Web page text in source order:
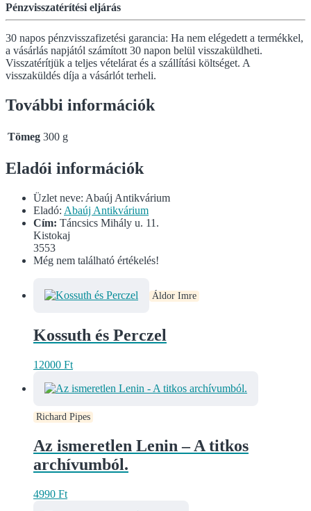
Pénzvisszatérítési eljárás
30 napos pénzvisszafizetési garancia: Ha nem elégedett a termékkel,
a vásárlás napjától számított 30 napon belül visszaküldheti.
Visszatérítjük a teljes vételárat és a szállítási költséget. A
visszaküldés díja a vásárlót terheli.
További információk
Tömeg 300 g
Eladói információk
Üzlet neve: Abaúj Antikvárium
Eladó: Abaúj Antikvárium
Cím: Táncsics Mihály u. 11.
Kistokaj
3553
Még nem található értékelés!
Áldor Imre
Kossuth és Perczel
12000 Ft
Richard Pipes
Az ismeretlen Lenin – A titkos
archívumból.
4990 Ft